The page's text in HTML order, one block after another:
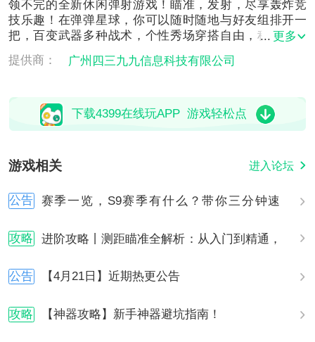
领不完的全新休闲弹射游戏！瞄准，发射，尽享轰炸竞
技乐趣！在弹弹星球，你可以随时随地与好友组排开一
把，百变武器多种战术，个性秀场穿搭自由，种菜游园
社交不停歇！快来和好友一起，弹射起飞！
更多
提供商：
广州四三九九信息科技有限公司
下载4399在线玩APP 游戏轻松点
游戏相关 进入论坛
公告 赛季一览，S9赛季有什么？带你三分钟速
通！
攻略 进阶攻略丨测距瞄准全解析：从入门到精通，
逆风翻盘就靠它！
公告 【4月21日】近期热更公告
攻略 【神器攻略】新手神器避坑指南！